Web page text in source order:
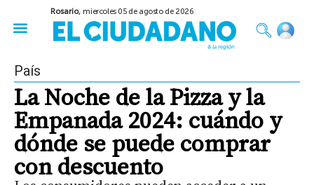
Rosario,miercoles 05 de agosto de 2026
País
La Noche de la Pizza y la
Empanada 2024: cuándo y
dónde se puede comprar
con descuento